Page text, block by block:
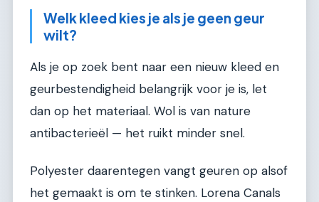
Welk kleed kies je als je geen geur
wilt?
Als je op zoek bent naar een nieuw kleed en
geurbestendigheid belangrijk voor je is, let
dan op het materiaal. Wol is van nature
antibacterieël — het ruikt minder snel.
Polyester daarentegen vangt geuren op alsof
het gemaakt is om te stinken. Lorena Canals